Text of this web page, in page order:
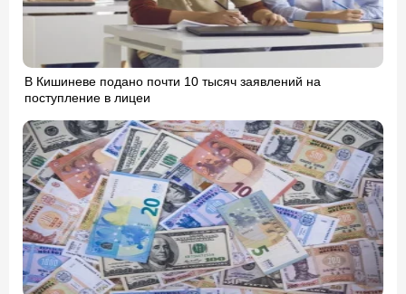
В Кишиневе подано почти 10 тысяч заявлений на
поступление в лицеи